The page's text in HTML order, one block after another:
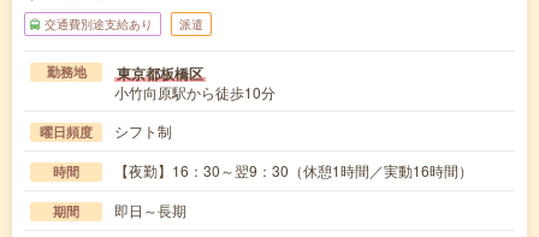
交通費別途支給あり 派遣
勤務地 東京都板橋区
小竹向原駅から徒歩10分
曜日頻度 シフト制
時間 【夜勤】16：30～翌9：30（休憩1時間／実動16時間）
期間 即日～長期